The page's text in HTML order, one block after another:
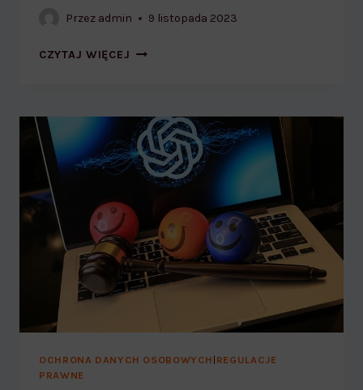
Przez admin 9 listopada 2023
CZYTAJ WIĘCEJ CYBEROSZUŚCI
ATAKUJĄ
OCHRONA DANYCH OSOBOWYCH | REGULACJE
PRAWNE